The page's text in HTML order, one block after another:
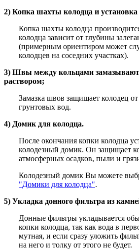
2) Копка шахты колодца и
Копка шахты колодца
колодца зависит от глубины
(примерным ориентиром может
колодцев на соседних участках).
3) Швы между кольцами
раствором;
Замазка швов защищает колодец
грунтовых вод.
4) Домик для колодца.
После окончания копки колодца
колодезный домик. Он защищает
атмосферных осадков, пыли и
Колодезный домик Вы можете
"Домики для колодца".
5) Укладка донного фильтра из
Донные фильтры укладывается
копки колодца, так как вода в
мутная, и если сразу уложить
на него и толку от этого не будет.